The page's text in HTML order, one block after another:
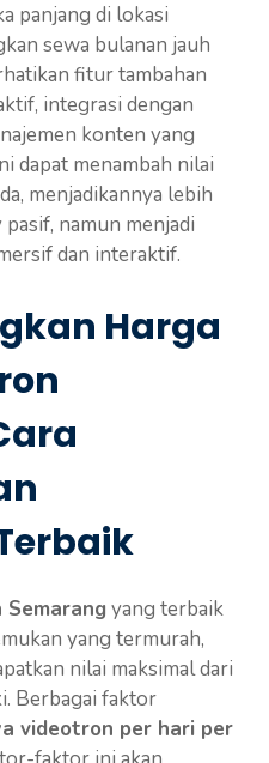
panjang di lokasi
sewa bulanan jauh
fitur tambahan
integrasi dengan
konten yang
dapat menambah nilai
menjadikannya lebih
namun menjadi
dan interaktif.
Harga
yang terbaik
yang termurah,
nilai maksimal dari
Berbagai faktor
videotron per hari per